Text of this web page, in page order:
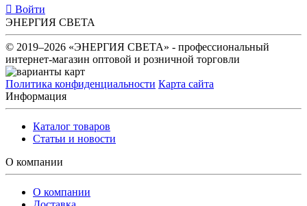
Войти
ЭНЕРГИЯ СВЕТА
© 2019–2026 «ЭНЕРГИЯ СВЕТА» - профессиональный
интернет-магазин оптовой и розничной торговли
Политика конфиденциальности Карта сайта
Информация
Каталог товаров
Статьи и новости
О компании
О компании